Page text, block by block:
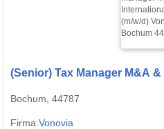
(Senior) Tax Manager M&A
Bochum, 44787
Firma:Vonovia